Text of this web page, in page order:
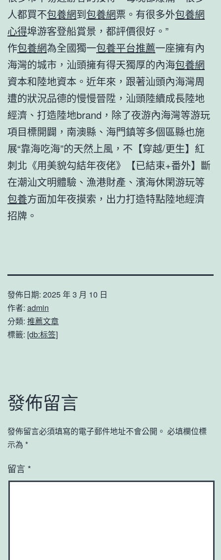
人都買不包養網到包養網票。有很多外包養網
心得埠游客登船賞景，都評價很好。”
作包養網為全國獨一包養平台推薦一座擁有內
海灣的城市，汕頭擁有得天獨厚的內海包養網
資本和陸地資本。近年來，跟著汕頭內海灣周
遭的狀況品德的慢慢晉陞，汕頭陸續成長陸地
經濟、打造陸地brand，除了夜游內海灣等游玩
項目標開闢，南澳縣、海門鎮等多個區縣也施
展“靠海吃海”的天然上風，不【穿越/更生】紅
刺北《用美貌勾結年夜佬》【已結束+番外】斷
在潮汕文明體驗、漁港財產、濱海休閑游玩等
包養方面加年夜摸索，出力打造特點陸地經濟
招牌。
發佈日期: 2025 年 3 月 10 日
作者: admin
分類: 推薦文章
標籤: [db:标签]
發佈留言
發佈留言必須填寫的電子郵件地址不會公開。 必填欄位標
示為 *
留言 *